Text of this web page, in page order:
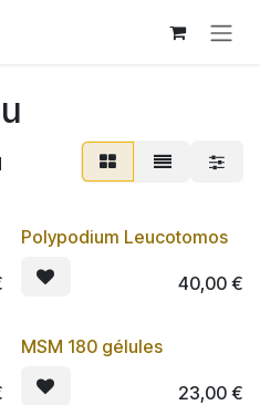
Polypodium Leucotomos
40,00€
MSM 180 gélules
23,00€